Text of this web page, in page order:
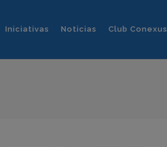
Iniciativas Noticias Club Conexus